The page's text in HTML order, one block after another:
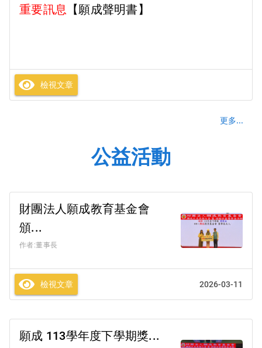
重要訊息 【願成聲明書】
檢視文章
更多...
公益活動
財團法人願成教育基金會
頒...
作者:董事長
檢視文章 2026-03-11
願成 113學年度下學期獎...